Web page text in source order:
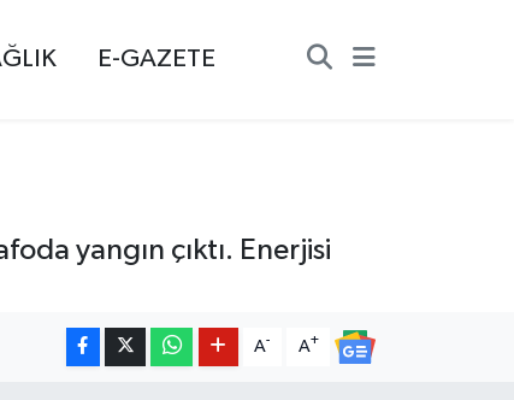
E-GAZETE
yangın çıktı. Enerjisi
A- A+